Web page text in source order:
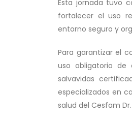
Esta jornada tuvo
fortalecer el uso
entorno seguro y
Para garantizar el
uso obligatorio de
salvavidas
especializados en
salud del Cesfam Dr.